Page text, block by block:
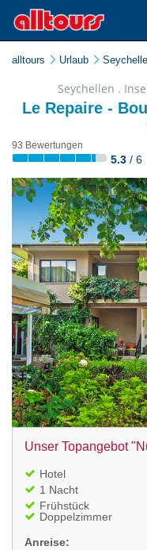
alltours Urlaub
Seychellen .
Le Repaire -
93 Bewertungen
5.3 / 6
Unser Topangebot
Hotel
1 Nacht
Frühstück
Doppelzimmer
Anreise: